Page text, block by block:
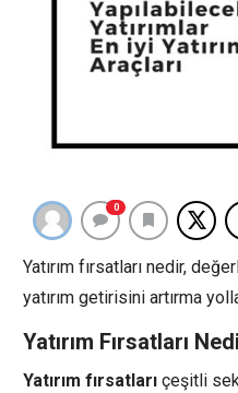
0
Yatırım fırsatları nedir,
yatırım getirisini artırma
Yatırım Fırsatları
Yatırım fırsatları çeşitli